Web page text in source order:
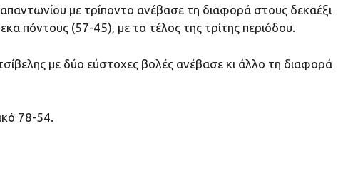
με τρίποντο ανέβασε τη διαφορά στους δεκαέξι
πόντους (57-45), με το τέλος της τρίτης περιόδου.
με δύο εύστοχες βολές ανέβασε κι άλλο τη διαφορά
78-54.